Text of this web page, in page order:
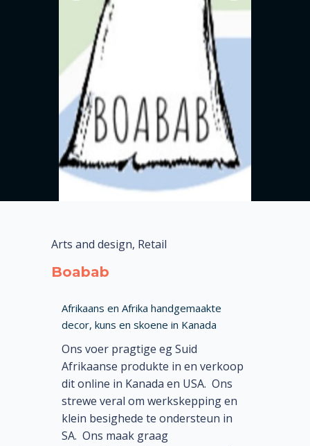
Arts and design, Retail
Boabab
Afrikaans en Afrika handgemaakte
decor, kuns en skoene in Kanada
Ons voer pragtige eg Suid
Afrikaanse produkte in en verkoop
dit online in Kanada en USA. Ons
strewe veral om werkskepping en
klein besighede te ondersteun in
SA. Ons maak graag